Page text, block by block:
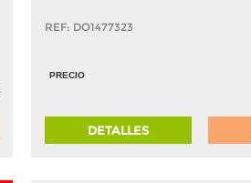
REF: DO1477323
PRECIO
DETALLES